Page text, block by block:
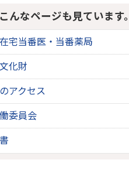
んなページも見ています。
宅当番医・当番薬局
化財
アクセス
委員会